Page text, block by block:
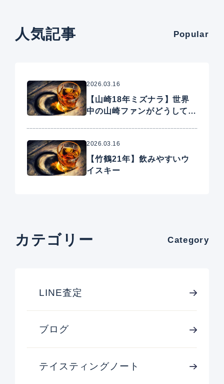
人気記事 Popular
2026.03.16
【山崎18年ミズナラ】世界
中の山崎ファンがどうしても
2026.03.16
【竹鶴21年】飲みやすいウ
イスキー
カテゴリー Category
LINE査定
ブログ
テイスティングノート